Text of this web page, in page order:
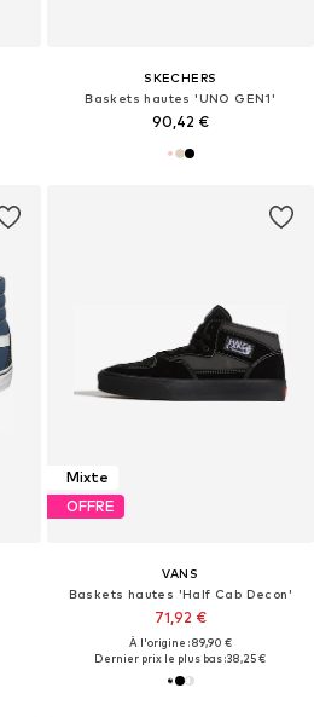
SKECHERS
Baskets hautes 'UNO GEN1'
90,42 €
Mixte
OFFRE
VANS
Baskets hautes 'Half Cab Decon'
71,92 €
À l'origine : 89,90 €
Dernier prix le plus bas :38,25 €